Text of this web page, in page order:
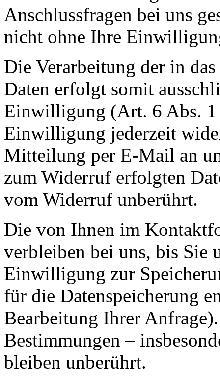
Anschlussfragen bei uns
nicht ohne Ihre
Die Verarbeitung der in
Daten erfolgt somit
Einwilligung (Art. 6 Abs. 1
Einwilligung jederzeit
Mitteilung per E-Mail an
zum Widerruf erfolgten
vom Widerruf unberührt.
Die von Ihnen im
verbleiben bei uns, bis Sie
Einwilligung zur
für die Datenspeicherung
Bearbeitung Ihrer
Bestimmungen –
bleiben unberührt.